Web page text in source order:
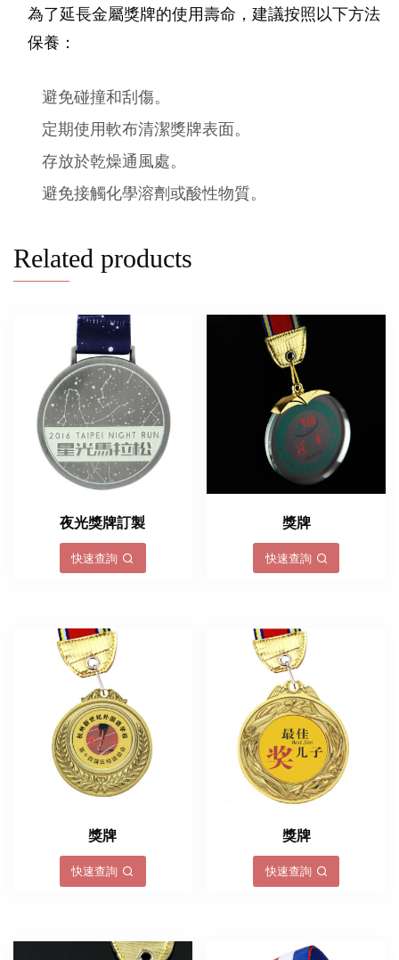
為了延長金屬獎牌的使用壽命，建議按照以下方法
保養：
避免碰撞和刮傷。
定期使用軟布清潔獎牌表面。
存放於乾燥通風處。
避免接觸化學溶劑或酸性物質。
Related products
夜光獎牌訂製
快速查詢
獎牌
快速查詢
獎牌
快速查詢
獎牌
快速查詢